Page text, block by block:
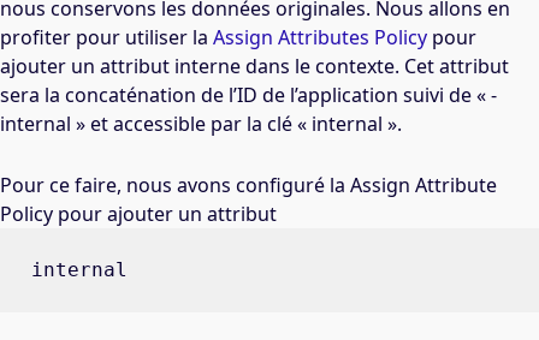
nous conservons les données originales. Nous allons en
profiter pour utiliser la Assign Attributes Policy pour
ajouter un attribut interne dans le contexte. Cet attribut
sera la concaténation de l’ID de l’application suivi de « -
internal » et accessible par la clé « internal ».
Pour ce faire, nous avons configuré la Assign Attribute
Policy pour ajouter un attribut
internal